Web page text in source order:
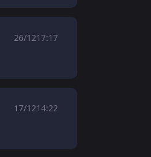
26/1217:17
17/1214:22